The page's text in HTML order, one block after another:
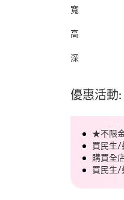
寬
高
深
優惠活動
★不限
買民生/
購買全
買民生/